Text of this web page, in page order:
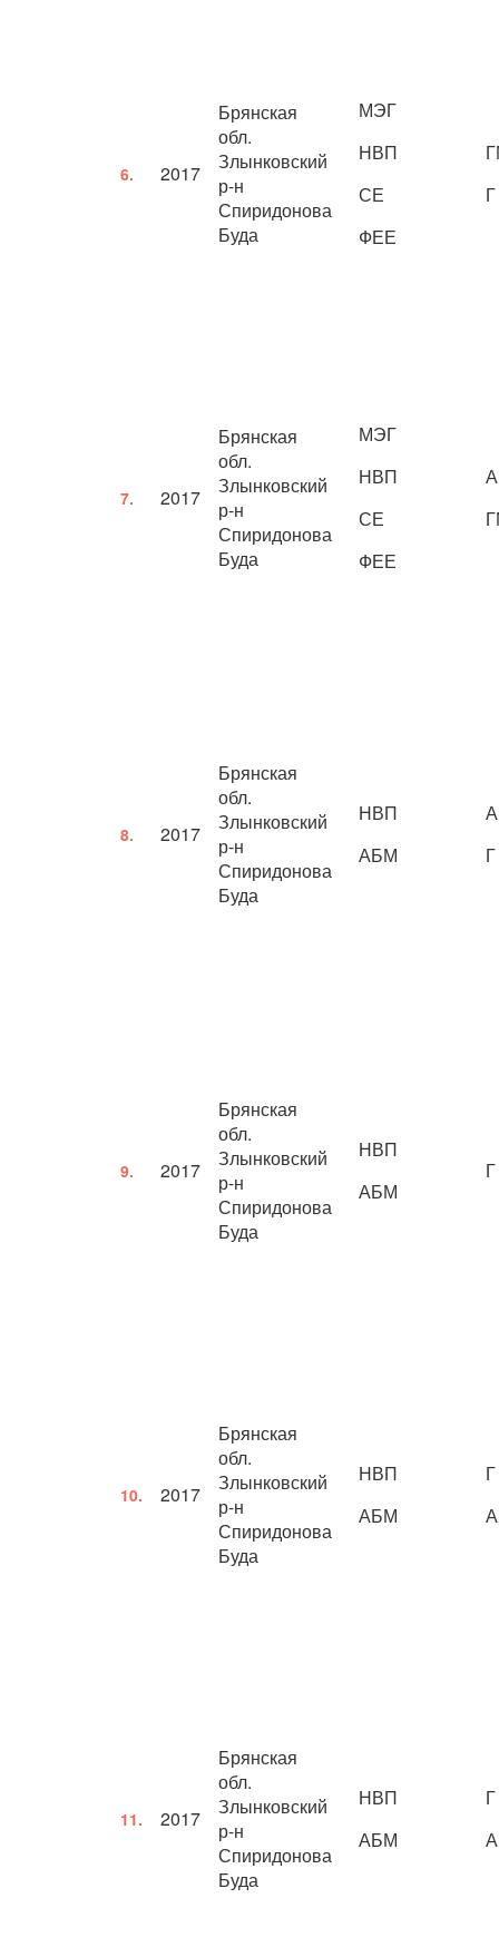
6. 2017
Брянская
обл.
Злынковский
р-н
Спиридонова
Буда
МЭГ
НВП
СЕ
ФЕЕ
Г
7. 2017
Брянская
обл.
Злынковский
р-н
Спиридонова
Буда
МЭГ
НВП
СЕ
ФЕЕ
А
8. 2017
Брянская
обл.
Злынковский
р-н
Спиридонова
Буда
НВП
АБМ
А
Г
9. 2017
Брянская
обл.
Злынковский
р-н
Спиридонова
Буда
НВП
АБМ
Г
10. 2017
Брянская
обл.
Злынковский
р-н
Спиридонова
Буда
НВП
АБМ
Г
А
11. 2017
Брянская
обл.
Злынковский
р-н
Спиридонова
Буда
НВП
АБМ
Г
А